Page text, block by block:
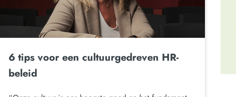
6 tips voor een cultuurgedreven HR-
beleid